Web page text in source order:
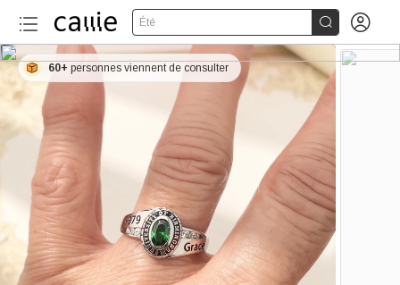
Été  
60+ personnes viennent de consulter